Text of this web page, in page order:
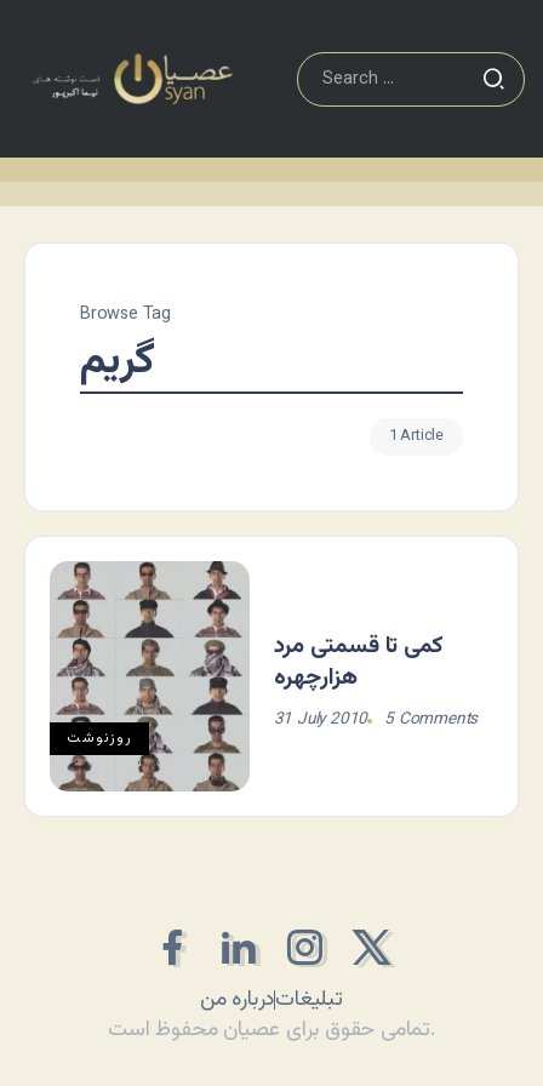
Browse Tag
گریم
1 Article
روزنوشت
کمی تا قسمتی مرد
هزارچهره
31 July 2010 5 Comments
درباره منتبلیغات
تمامی حقوق برای عصیان محفوظ است.